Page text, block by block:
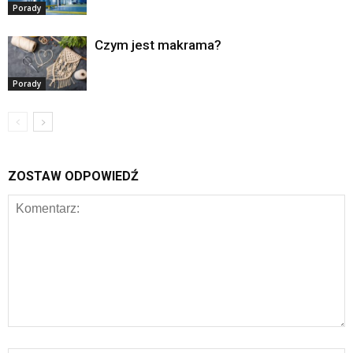
Porady
Porady
Czym jest makrama?
ZOSTAW ODPOWIEDŹ